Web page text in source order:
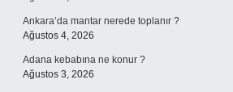
Ankara’da mantar nerede toplanır ?
Ağustos 4, 2026
Adana kebabına ne konur ?
Ağustos 3, 2026